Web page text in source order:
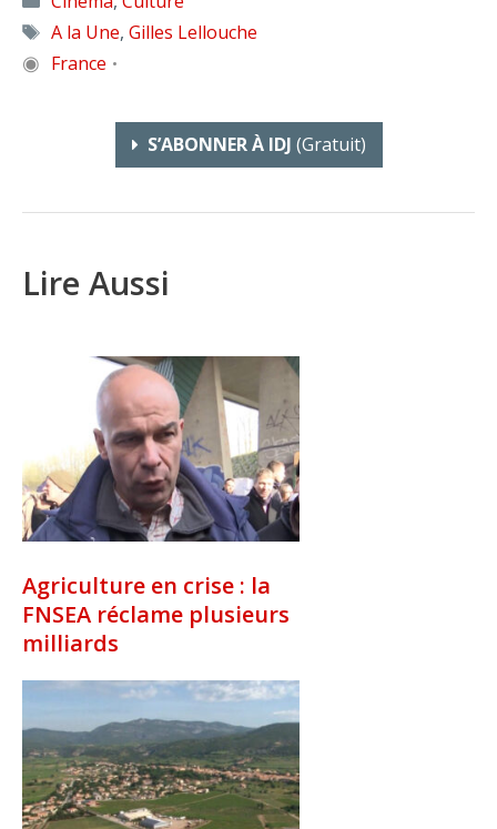
Étiquettes
A la Une, Gilles Lellouche
◉ France •
S’ABONNER À IDJ (gratuit)
Lire Aussi
Agriculture en crise : la
FNSEA réclame plusieurs
milliards